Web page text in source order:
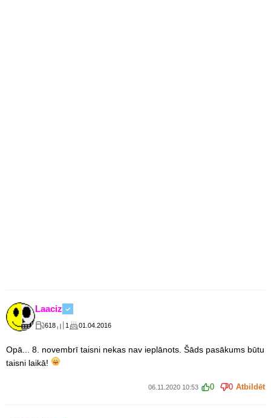
Laaciz
618 1 01.04.2016
Opā... 8. novembrī taisni nekas nav ieplānots. Šāds pasākums būtu
taisni laikā!
06.11.2020 10:53 0 0 Atbildēt